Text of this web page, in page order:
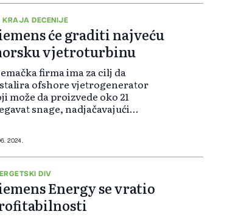
elektrane na lož ulje i
KRAJA DECENIJE
će graditi najveću
vjetroturbinu
firma ima za cilj da
ofshore vjetrogenerator
može da proizvede oko 21
snage, nadjačavajući
bi bila oko 40 posto snažnija
trenutne...
2024.
DIV
Energy se vratio